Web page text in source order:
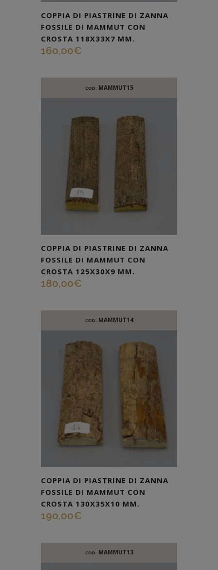
COPPIA DI PIASTRINE DI ZANNA
FOSSILE DI MAMMUT CON
CROSTA 118X33X7 MM.
160,00€
COD: MAMMUT15
COPPIA DI PIASTRINE DI ZANNA
FOSSILE DI MAMMUT CON
CROSTA 125X30X9 MM.
180,00€
COD: MAMMUT14
COPPIA DI PIASTRINE DI ZANNA
FOSSILE DI MAMMUT CON
CROSTA 130X35X10 MM.
190,00€
COD: MAMMUT13